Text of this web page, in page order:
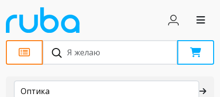
Каталог
Оптика